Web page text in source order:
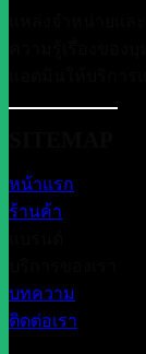
หน้าแรก
ร้านค้า
บทความ
ติดต่อเรา